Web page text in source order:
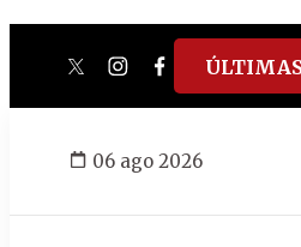
twitterinstagram
facebook
tiktok
06 ago 2026